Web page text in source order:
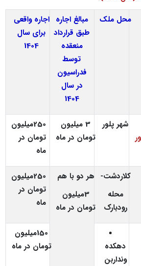
محل ملک
مبالغ اجاره
طبق قرارداد
منعقده
توسط
فدراسیون
در سال
1404
اجاره واقعی
برای سال
1404
شهر پلور
3 میلیون
تومان در ماه
250میلیون
تومان در
ماه
کلاردشت-
محله
رودبارک
هر دو با هم
3میلیون
تومان در ماه
250میلیون
تومان در
ماه
دهکده
ونداربن
150میلیون
تومان در ماه